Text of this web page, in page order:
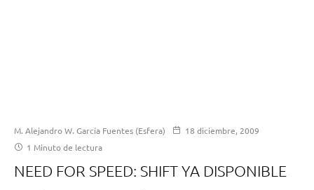
M. Alejandro W. García Fuentes (Esfera)
18 diciembre, 2009
1 Minuto de lectura
NEED FOR SPEED: SHIFT YA DISPONIBLE